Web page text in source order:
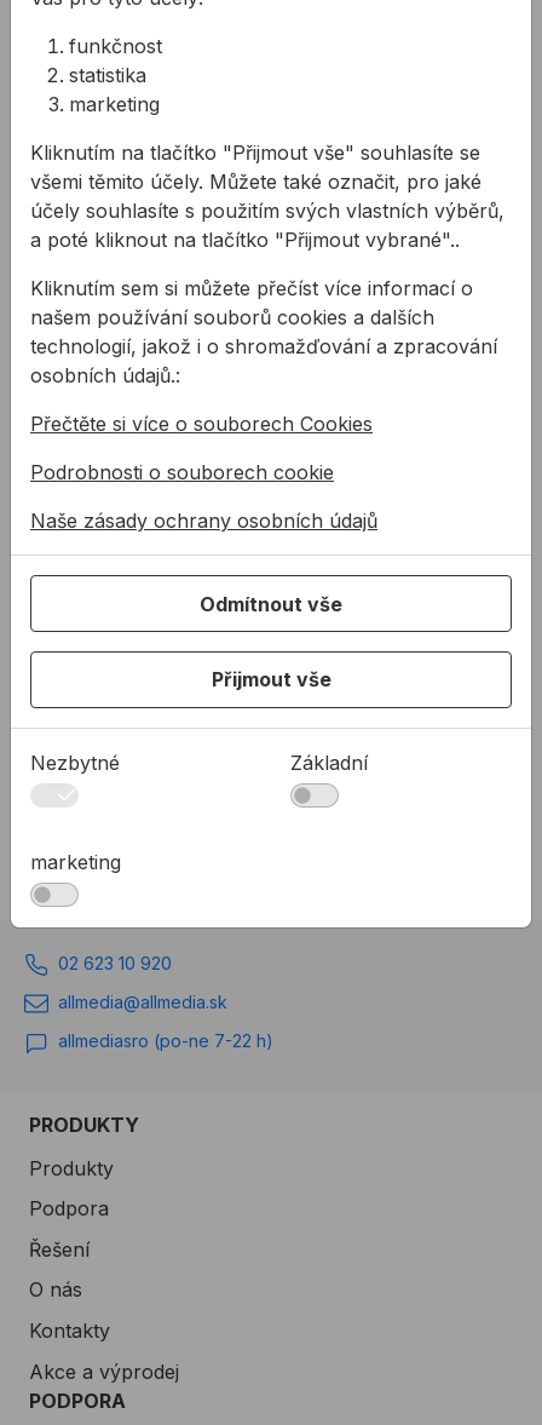
1,5" - 40mm
2" - 50mm
2,5" - 60mm
3" - 75mm
4" - 100mm
Související produkty
Štětka zednická
115,75Kč s DPH
Váleček malířský VESTAN
VESTAN
VESTAN pro natírání větších
ploch ve dvou rozměrových
146,97Kč s DPH
02 623 10 920
allmedia@allmedia.sk
allmediasro (po-ne 7-22 h)
PRODUKTY
Produkty
Podpora
Řešení
O nás
Kontakty
Akce a výprodej
PODPORA
funkčnost
statistika
marketing
Kliknutím na tlačítko "Přijmout vše" souhlasíte se
všemi těmito účely. Můžete také označit, pro jaké
účely souhlasíte s použitím svých vlastních výběrů,
a poté kliknout na tlačítko "Přijmout vybrané"..
Kliknutím sem si můžete přečíst více informací o
našem používání souborů cookies a dalších
technologií, jakož i o shromažďování a zpracování
osobních údajů.:
Přečtěte si více o souborech Cookies
Podrobnosti o souborech cookie
Naše zásady ochrany osobních údajů
Odmítnout vše
Přijmout vše
Nezbytné Základní
marketing